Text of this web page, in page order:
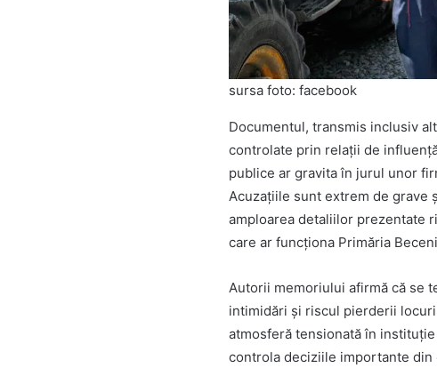
sursa foto: facebook
Documentul, transmis inclusiv
controlate prin relații de
publice ar gravita în jurul unor
Acuzațiile sunt extrem de
amploarea detaliilor prezentate
care ar funcționa Primăria
Autorii memoriului afirmă că se
intimidări și riscul pierderii
atmosferă tensionată în
controla deciziile importante din